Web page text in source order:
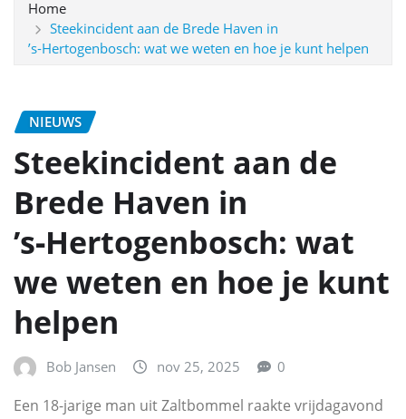
Home
Steekincident aan de Brede Haven in
’s‑Hertogenbosch: wat we weten en hoe je kunt helpen
NIEUWS
Steekincident aan de
Brede Haven in
’s‑Hertogenbosch: wat
we weten en hoe je kunt
helpen
Bob Jansen nov 25, 2025 0
Een 18-jarige man uit Zaltbommel raakte vrijdagavond